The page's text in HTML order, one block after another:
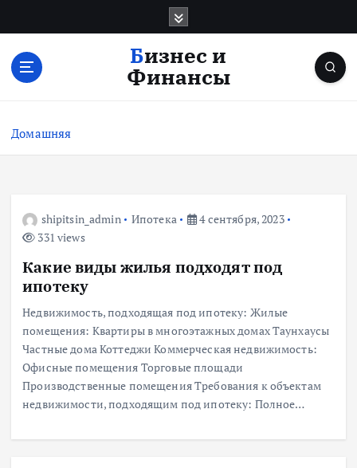
с
Бизнес и
Финансы
Домашняя
shipitsin_admin Ипотека
4 сентября, 2023
331 views
Какие виды жилья подходят под
ипотеку
Недвижимость, подходящая под ипотеку: Жилые
помещения: Квартиры в многоэтажных домах Таунхаусы
Частные дома Коттеджи Коммерческая недвижимость:
Офисные помещения Торговые площади
Производственные помещения Требования к объектам
недвижимости, подходящим под ипотеку: Полное…